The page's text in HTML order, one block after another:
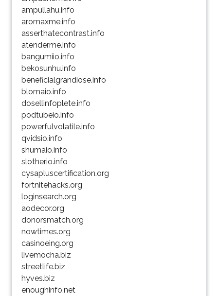
ampullahu.info
aromaxme.info
asserthatecontrast.info
atenderme.info
bangumiio.info
bekosunhu.info
beneficialgrandiose.info
blomaio.info
dosellinfoplete.info
podtubeio.info
powerfulvolatile.info
qvidsio.info
shumaio.info
slotherio.info
cysapluscertification.org
fortnitehacks.org
loginsearch.org
aodecor.org
donorsmatch.org
nowtimes.org
casinoeing.org
livemocha.biz
streetlife.biz
hyves.biz
enoughinfo.net